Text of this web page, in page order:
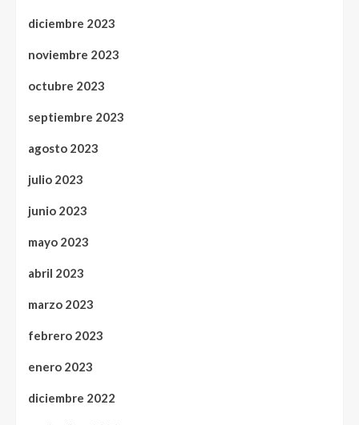
diciembre 2023
noviembre 2023
octubre 2023
septiembre 2023
agosto 2023
julio 2023
junio 2023
mayo 2023
abril 2023
marzo 2023
febrero 2023
enero 2023
diciembre 2022